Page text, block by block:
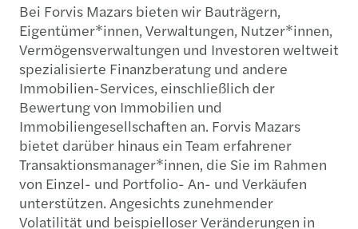
Bei Forvis Mazars bieten wir Bauträgern,
Eigentümer*innen, Verwaltungen, Nutzer*innen,
Vermögensverwaltungen und Investoren weltweit
spezialisierte Finanzberatung und andere
Immobilien-Services, einschließlich der
Bewertung von Immobilien und
Immobiliengesellschaften an. Forvis Mazars
bietet darüber hinaus ein Team erfahrener
Transaktionsmanager*innen, die Sie im Rahmen
von Einzel- und Portfolio- An- und Verkäufen
unterstützen. Angesichts zunehmender
Volatilität und beispielloser Veränderungen in